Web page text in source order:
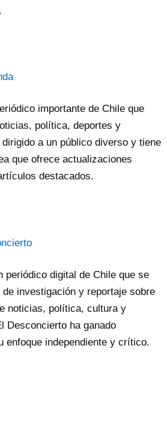
importante de Chile que
política, deportes y
a un público diverso y tiene
que ofrece actualizaciones
destacados.
periódico digital de Chile que se
investigación y reportaje sobre
noticias, política, cultura y
Desconcierto ha ganado
enfoque independiente y crítico.